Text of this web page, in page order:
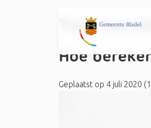
Tag:
Hoe
Geplaatst op 4 juli 2020